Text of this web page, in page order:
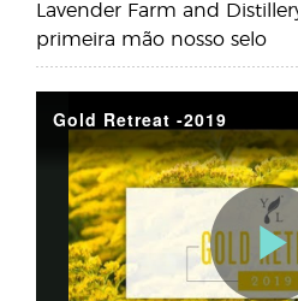
Lavender Farm and
primeira mão nosso selo